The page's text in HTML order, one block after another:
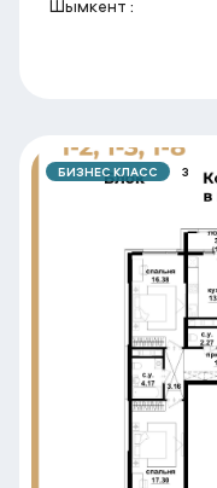
Шымкент :
БИЗНЕС КЛАСС 3